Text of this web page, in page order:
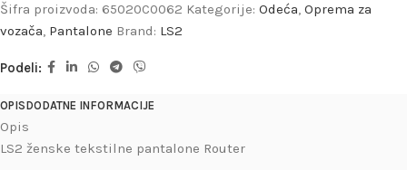
Šifra proizvoda: 65020C0062 Kategorije: Odeća, Oprema za
vozača, Pantalone Brand: LS2
Podeli:
OPISDODATNE INFORMACIJE
Opis
LS2 ženske tekstilne pantalone Router